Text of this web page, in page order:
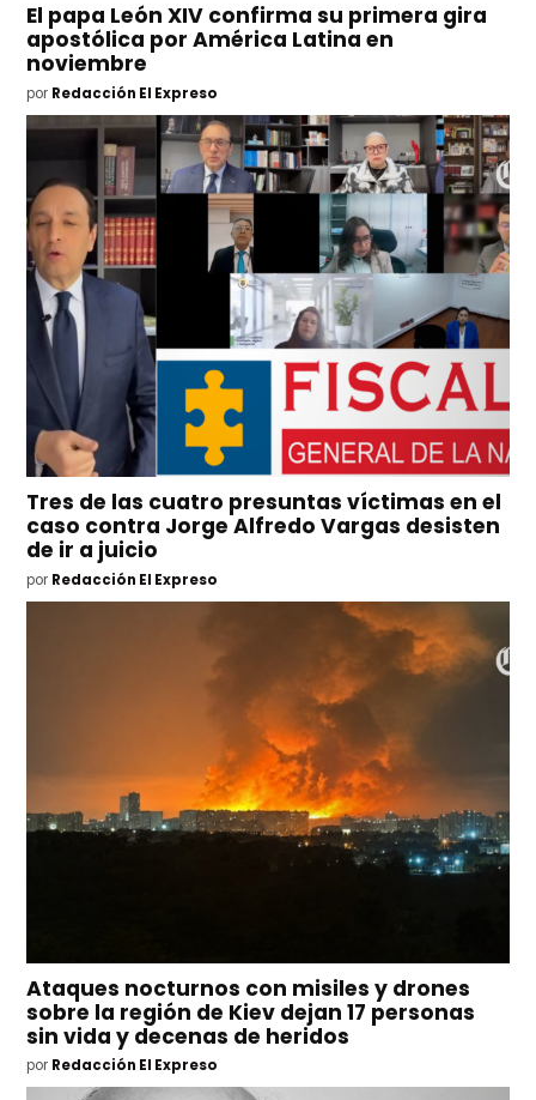
El papa León XIV confirma su primera gira
apostólica por América Latina en
noviembre
por Redacción El Expreso
Tres de las cuatro presuntas víctimas en el
caso contra Jorge Alfredo Vargas desisten
de ir a juicio
por Redacción El Expreso
Ataques nocturnos con misiles y drones
sobre la región de Kiev dejan 17 personas
sin vida y decenas de heridos
por Redacción El Expreso